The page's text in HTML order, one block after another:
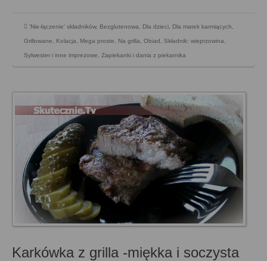
'Nie-łączenie' składników, Bezglutenowa, Dla dzieci, Dla matek karmiących,
Grillowane, Kolacja, Mega proste, Na grilla, Obiad, Składnik: wieprzowina,
Sylwester i inne imprezowe, Zapiekanki i dania z piekarnika
Karkówka z grilla -miękka i soczysta